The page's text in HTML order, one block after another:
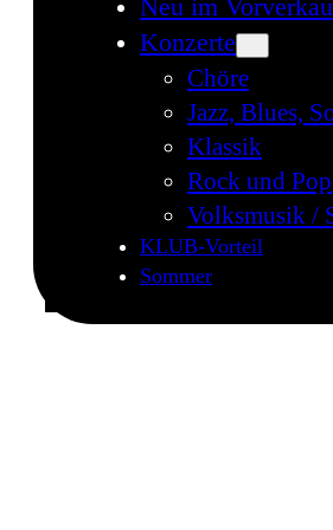
Neu im
Konzerte
Chöre
Jazz, Blues,
Klassik
Rock und Pop
Volksmusik /
KLUB-Vorteil
Sommer